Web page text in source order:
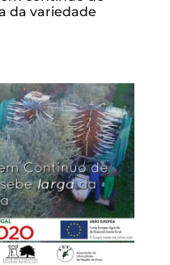
da variedade